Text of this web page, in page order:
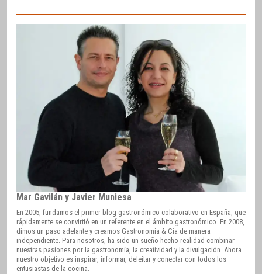
Mar Gavilán y Javier Muniesa
En 2005, fundamos el primer blog gastronómico colaborativo en España, que
rápidamente se convirtió en un referente en el ámbito gastronómico. En 2008,
dimos un paso adelante y creamos Gastronomía & Cía de manera
independiente. Para nosotros, ha sido un sueño hecho realidad combinar
nuestras pasiones por la gastronomía, la creatividad y la divulgación. Ahora
nuestro objetivo es inspirar, informar, deleitar y conectar con todos los
entusiastas de la cocina.